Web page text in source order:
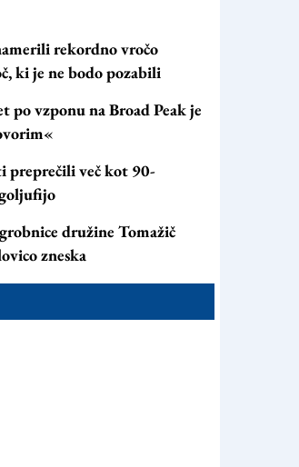
rekordno vročo
ki je ne bodo pozabili
po vzponu na Broad Peak je
preprečili več kot 90-
družine Tomažič
zneska